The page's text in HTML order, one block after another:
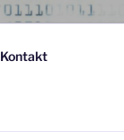
Kontakt